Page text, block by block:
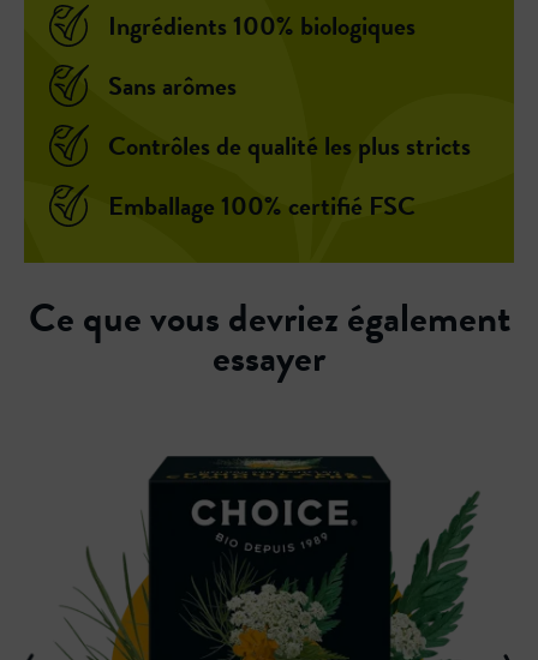
Ingrédients 100% biologiques
Sans arômes
Contrôles de qualité les plus stricts
Emballage 100% certifié FSC
Ce que vous devriez également
essayer